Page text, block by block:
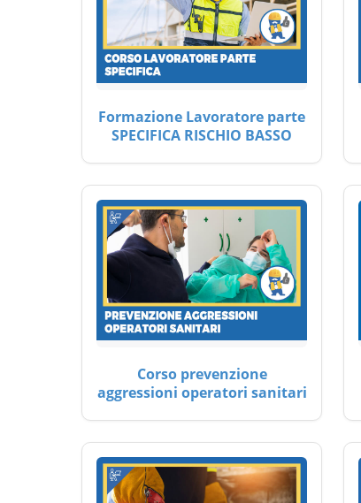
Formazione Lavoratore parte
SPECIFICA RISCHIO BASSO
Corso prevenzione
aggressioni operatori sanitari